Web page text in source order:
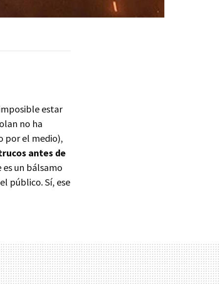
estar
no ha
por el medio),
antes de
es un bálsamo
público. Sí, ese